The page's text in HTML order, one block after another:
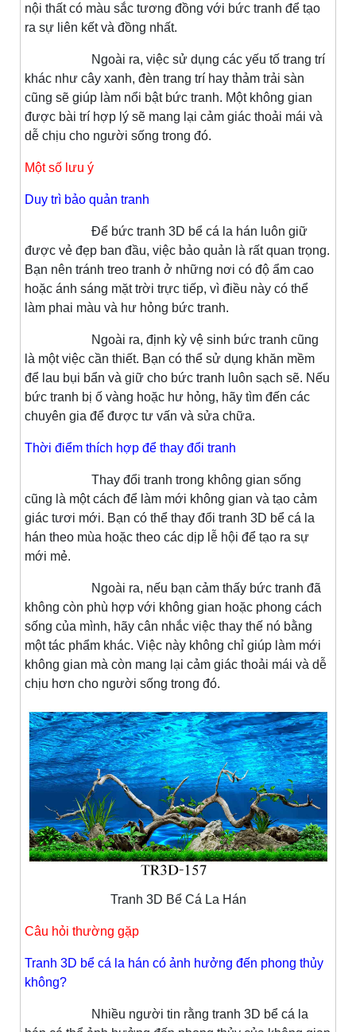
nội thất có màu sắc tương đồng với bức tranh để tạo
ra sự liên kết và đồng nhất.
Ngoài ra, việc sử dụng các yếu tố trang trí
khác như cây xanh, đèn trang trí hay thảm trải sàn
cũng sẽ giúp làm nổi bật bức tranh. Một không gian
được bài trí hợp lý sẽ mang lại cảm giác thoải mái và
dễ chịu cho người sống trong đó.
Một số lưu ý
Duy trì bảo quản tranh
Để bức tranh 3D bể cá la hán luôn giữ
được vẻ đẹp ban đầu, việc bảo quản là rất quan trọng.
Bạn nên tránh treo tranh ở những nơi có độ ẩm cao
hoặc ánh sáng mặt trời trực tiếp, vì điều này có thể
làm phai màu và hư hỏng bức tranh.
Ngoài ra, định kỳ vệ sinh bức tranh cũng
là một việc cần thiết. Bạn có thể sử dụng khăn mềm
để lau bụi bẩn và giữ cho bức tranh luôn sạch sẽ. Nếu
bức tranh bị ố vàng hoặc hư hỏng, hãy tìm đến các
chuyên gia để được tư vấn và sửa chữa.
Thời điểm thích hợp để thay đổi tranh
Thay đổi tranh trong không gian sống
cũng là một cách để làm mới không gian và tạo cảm
giác tươi mới. Bạn có thể thay đổi tranh 3D bể cá la
hán theo mùa hoặc theo các dịp lễ hội để tạo ra sự
mới mẻ.
Ngoài ra, nếu bạn cảm thấy bức tranh đã
không còn phù hợp với không gian hoặc phong cách
sống của mình, hãy cân nhắc việc thay thế nó bằng
một tác phẩm khác. Việc này không chỉ giúp làm mới
không gian mà còn mang lại cảm giác thoải mái và dễ
chịu hơn cho người sống trong đó.
Tranh 3D Bể Cá La Hán
Câu hỏi thường gặp
Tranh 3D bể cá la hán có ảnh hưởng đến phong thủy
không?
Nhiều người tin rằng tranh 3D bể cá la